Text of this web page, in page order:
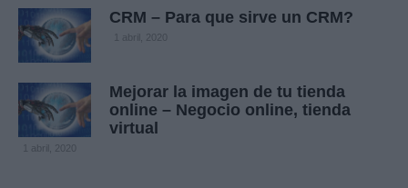
Crónica
Economía
Internacional
Viajes
Salud y Bienestar
CRM – Para que sirve un CRM?
1 abril, 2020
Mejorar la imagen de tu tienda
online – Negocio online, tienda
virtual
1 abril, 2020